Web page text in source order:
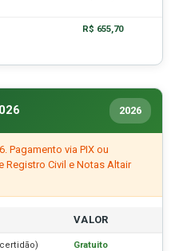
R$ 655,70
2026
Pagamento via PIX ou
Registro Civil e Notas Altair
VALOR
Gratuito